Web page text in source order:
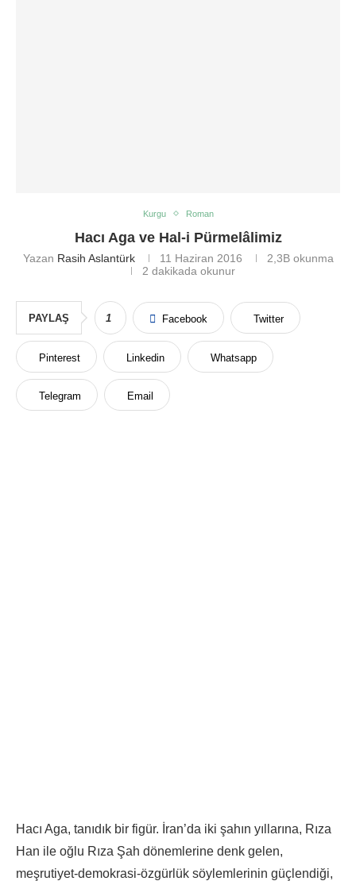
Kurgu Roman
Hacı Aga ve Hal-i Pürmelâlimiz
Yazan Rasih Aslantürk 11 Haziran 2016 2,3Bokunma
2 dakikada okunur
PAYLAŞ 1 Facebook Twitter
Pinterest Linkedin Whatsapp
Telegram Email
Hacı Aga, tanıdık bir figür. İran’da iki şahın yıllarına, Rıza
Han ile oğlu Rıza Şah dönemlerine denk gelen,
meşrutiyet-demokrasi-özgürlük söylemlerinin güçlendiği,